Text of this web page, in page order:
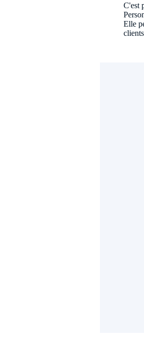
C'est
Elle